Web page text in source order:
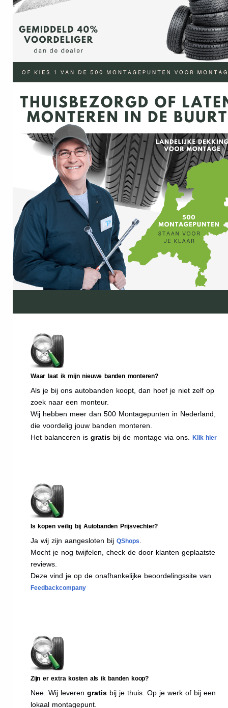
Waar laat ik mijn nieuwe banden monteren?
Als je bij ons autobanden koopt, dan hoef je niet zelf op
zoek naar een monteur.
Wij hebben meer dan 500 Montagepunten in Nederland,
die voordelig jouw banden monteren.
Het balanceren is gratis bij de montage via ons. Klik hier
Is kopen veilig bij Autobanden Prijsvechter?
Ja wij zijn aangesloten bij QShops
Mocht je nog twijfelen, check de door klanten geplaatste
reviews.
Deze vind je op de onafhankelijke beoordelingssite van
Feedbackcompany
Zijn er extra kosten als ik banden koop?
Nee. Wij leveren gratis bij je thuis. Op je werk of bij een
lokaal montagepunt.